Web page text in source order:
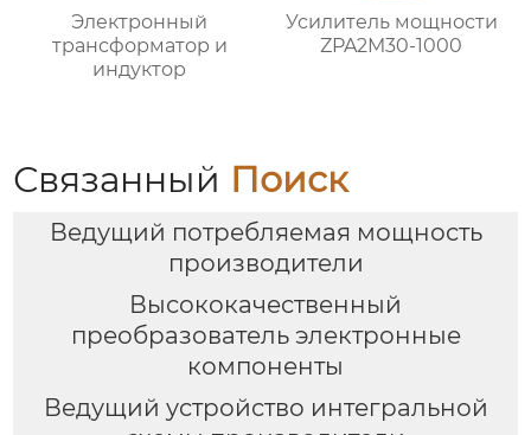
Электронный
трансформатор и
индуктор
Усилитель мощности
ZPA2M30-1000
Связанный Поиск
Ведущий потребляемая мощность
производители
Высококачественный
преобразователь электронные
компоненты
Ведущий устройство интегральной